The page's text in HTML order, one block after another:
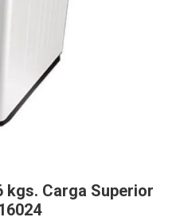
kgs. Carga Superior